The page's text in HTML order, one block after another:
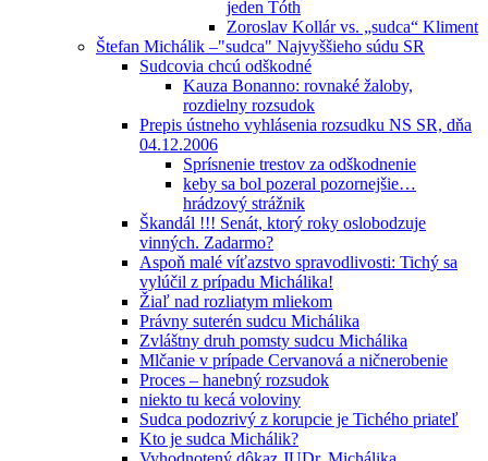
jeden Tóth
Zoroslav Kollár vs. „sudca“ Kliment
Štefan Michálik –"sudca" Najvyššieho súdu SR
Sudcovia chcú odškodné
Kauza Bonanno: rovnaké žaloby,
rozdielny rozsudok
Prepis ústneho vyhlásenia rozsudku NS SR, dňa
04.12.2006
Sprísnenie trestov za odškodnenie
keby sa bol pozeral pozornejšie…
hrádzový strážnik
Škandál !!! Senát, ktorý roky oslobodzuje
vinných. Zadarmo?
Aspoň malé víťazstvo spravodlivosti: Tichý sa
vylúčil z prípadu Michálika!
Žiaľ nad rozliatym mliekom
Právny suterén sudcu Michálika
Zvláštny druh pomsty sudcu Michálika
Mlčanie v prípade Cervanová a ničnerobenie
Proces – hanebný rozsudok
niekto tu kecá voloviny
Sudca podozrivý z korupcie je Tichého priateľ
Kto je sudca Michálik?